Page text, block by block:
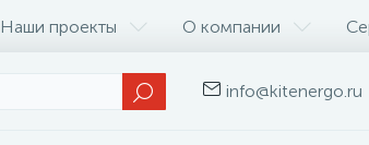
Наши проекты О компании
info@kitenergo.ru